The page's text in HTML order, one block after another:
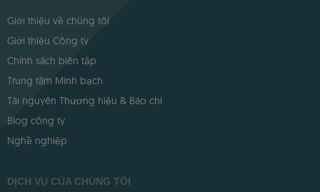
Giới thiệu về chúng tôi
Giới thiệu Công ty
Chính sách biên tập
Trung tâm Minh bạch
Tài nguyên Thương hiệu & Báo chí
Blog công ty
Nghề nghiệp
DỊCH VỤ CỦA CHÚNG TÔI